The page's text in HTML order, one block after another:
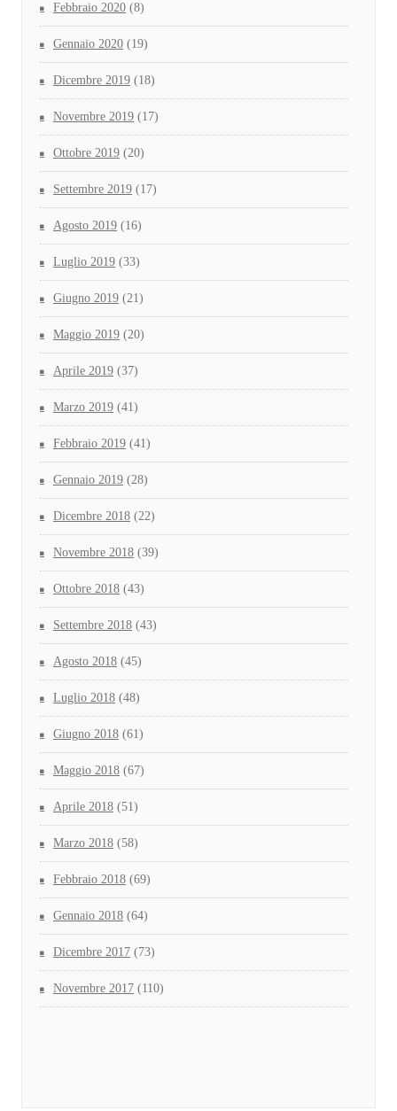
Febbraio 2020 (8)
Gennaio 2020 (19)
Dicembre 2019 (18)
Novembre 2019 (17)
Ottobre 2019 (20)
Settembre 2019 (17)
Agosto 2019 (16)
Luglio 2019 (33)
Giugno 2019 (21)
Maggio 2019 (20)
Aprile 2019 (37)
Marzo 2019 (41)
Febbraio 2019 (41)
Gennaio 2019 (28)
Dicembre 2018 (22)
Novembre 2018 (39)
Ottobre 2018 (43)
Settembre 2018 (43)
Agosto 2018 (45)
Luglio 2018 (48)
Giugno 2018 (61)
Maggio 2018 (67)
Aprile 2018 (51)
Marzo 2018 (58)
Febbraio 2018 (69)
Gennaio 2018 (64)
Dicembre 2017 (73)
Novembre 2017 (110)